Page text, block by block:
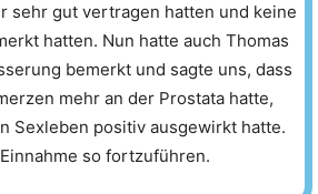
sehr gut vertragen hatten und keine
hatten. Nun hatte auch Thomas
bemerkt und sagte uns, dass
mehr an der Prostata hatte,
Sexleben positiv ausgewirkt hatte.
so fortzuführen.